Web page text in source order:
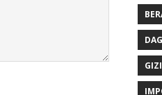
GIZI